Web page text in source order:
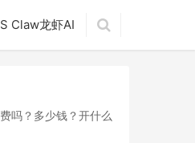
Claw龙虾AI
吗？多少钱？开什么